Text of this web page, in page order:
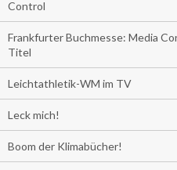
Control
Frankfurter Buchmesse: Media
Titel
Leichtathletik-WM im TV
Leck mich!
Boom der Klimabücher!